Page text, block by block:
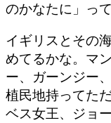
のかなたに」っ
イギリスとその
めてるかな。マ
ー、ガーンジー
植民地持ってた
ベス女王、ジョ